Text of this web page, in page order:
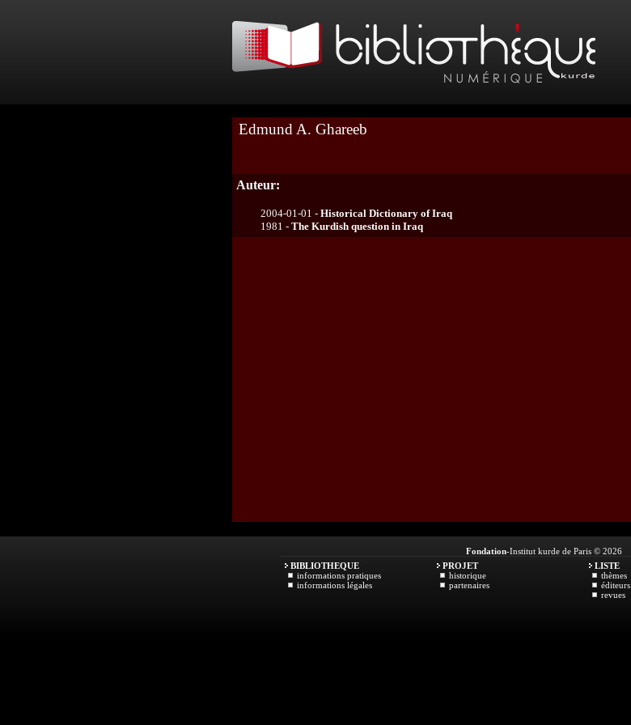
Edmund A. Ghareeb
Auteur:
2004-01-01 - Historical Dictionary of Iraq
1981 - The Kurdish question in Iraq
Fondation-Institut kurde de Paris © 2026
BIBLIOTHEQUE
informations pratiques
informations légales
PROJET
historique
partenaires
LISTE
thèmes
éditeurs
revues